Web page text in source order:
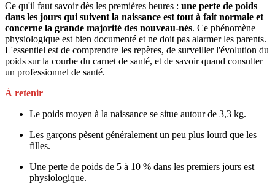
Ce qu'il faut savoir dès les premières heures : une perte de poids
dans les jours qui suivent la naissance est tout à fait normale et
concerne la grande majorité des nouveau-nés. Ce phénomène
physiologique est bien documenté et ne doit pas alarmer les parents.
L'essentiel est de comprendre les repères, de surveiller l'évolution du
poids sur la courbe du carnet de santé, et de savoir quand consulter
un professionnel de santé.
À retenir
Le poids moyen à la naissance se situe autour de 3,3 kg.
Les garçons pèsent généralement un peu plus lourd que les
filles.
Une perte de poids de 5 à 10 % dans les premiers jours est
physiologique.